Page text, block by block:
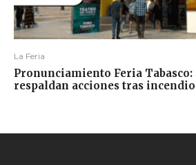
La Feria
Pronunciamiento Feria Tabasco:
respaldan acciones tras incendio